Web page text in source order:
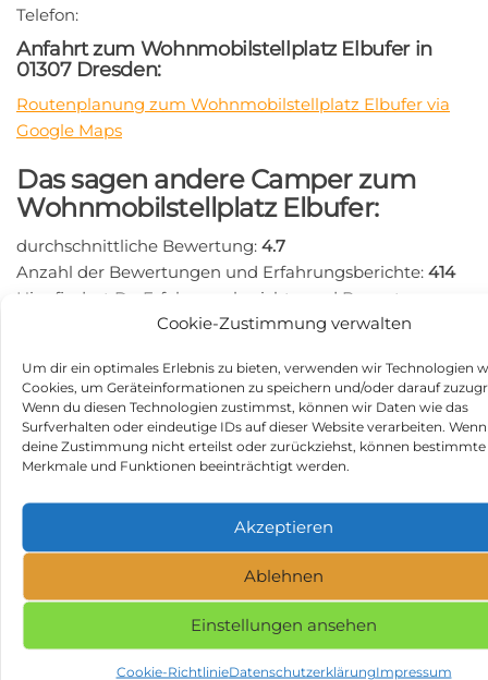
Cookie-Zustimmung verwalten
Um dir ein optimales Erlebnis zu bieten, verwenden wir Technologien
Cookies, um Geräteinformationen zu speichern und/oder darauf
Wenn du diesen Technologien zustimmst, können wir Daten wie das
Surfverhalten oder eindeutige IDs auf dieser Website verarbeiten.
deine Zustimmung nicht erteilst oder zurückziehst, können bestimmte
Merkmale und Funktionen beeinträchtigt werden.
Akzeptieren
Ablehnen
Einstellungen ansehen
Cookie-RichtlinieDatenschutzerklärungImpressum
Telefon:
Anfahrt zum Wohnmobilstellplatz Elbufer in
01307 Dresden:
Routenplanung zum Wohnmobilstellplatz Elbufer via
Google Maps
Das sagen andere Camper zum
Wohnmobilstellplatz Elbufer:
durchschnittliche Bewertung: 4.7
Anzahl der Bewertungen und Erfahrungsberichte: 414
Hier findest Du Erfahrungsberichte und Bewertungen
zum Wohnmobilstellplatz Wohnmobilstellplatz Elbufer:
placeid=ChIJzRV1Z0jPCUcRUIvQSyIvyLQ
Beitragsnavigation
Vorheriger
Beitrag
ZURÜCK
Gut-Hof Poserin in 19399
Neu Poserin
WEITER
Wohnmobilstellplatz St.
Martin in 67487 St. Martin
Kategorie Stellplätze
Stellplatz in 01307 Dresden
NAME, STADT ODER POSTLEITZAHL DES
GEWÜNSCHTEN STELLPLATZES EINGEBEN UND
SUCHEN.